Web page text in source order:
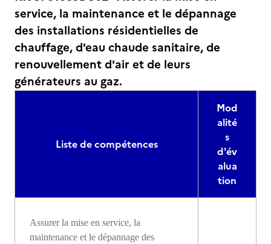
service, la maintenance et le dépannage
des installations résidentielles de
chauffage, d'eau chaude sanitaire, de
renouvellement d'air et de leurs
générateurs au gaz.
Liste de compétences
Mod
alité
s
d'év
alua
tion
Assurer la mise en service, la
maintenance et le dépannage des